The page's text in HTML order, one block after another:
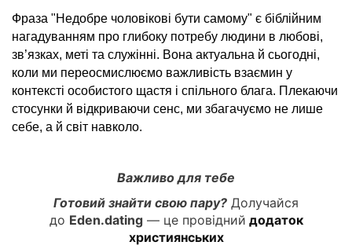
Фраза "Недобре чоловікові бути самому" є біблійним
нагадуванням про глибоку потребу людини в любові,
зв’язках, меті та служінні. Вона актуальна й сьогодні,
коли ми переосмислюємо важливість взаємин у
контексті особистого щастя і спільного блага. Плекаючи
стосунки й відкриваючи сенс, ми збагачуємо не лише
себе, а й світ навколо.
Важливо для тебе
Готовий знайти свою пару? Долучайся
до Eden.dating— це провідний додаток
християнських